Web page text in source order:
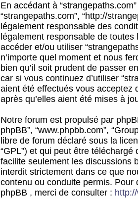
En accédant à
“strangepaths.com”, “http://
légalement responsable des
légalement responsable de
accéder et/ou utiliser
n’importe quel moment et nous
bien qu’il soit prudent de passer
car si vous continuez d’utiliser
aient été effectués vous acceptez
après qu’elles aient été mises à
Notre forum est propulsé par
phpBB”, “www.phpbb.com”,
libre de forum déclaré sous la
“GPL”) et qui peut être téléchargé
facilite seulement les discussions
interdit strictement dans ce que
contenu ou conduite permis.
phpBB , merci de consulter :